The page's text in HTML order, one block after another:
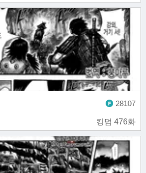
킹덤 476화
28107